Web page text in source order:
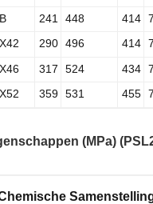
B
241 448 414
X42
290 496 414
X46
317 524 434
X52
359 531 455
(MPa)